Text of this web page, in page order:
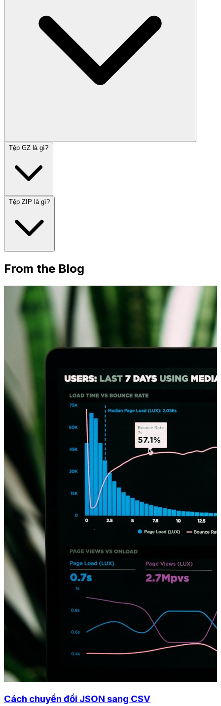
Tệp GZ là gì?
Tệp ZIP là gì?
From the Blog
Cách chuyển đổi JSON sang CSV